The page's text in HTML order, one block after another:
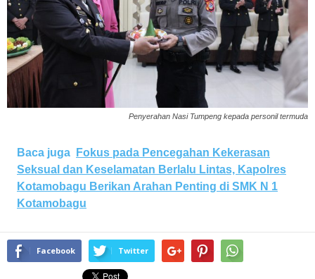
Penyerahan Nasi Tumpeng kepada personil termuda
Baca juga
Fokus pada Pencegahan Kekerasan
Seksual dan Keselamatan Berlalu Lintas, Kapolres
Kotamobagu Berikan Arahan Penting di SMK N 1
Kotamobagu
Facebook Twitter